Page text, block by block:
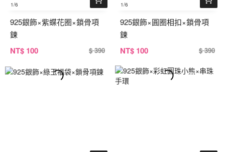
1/6
925銀飾×紫蝶花圈×鎖骨項
鍊
NT$ 100 $ 390
1/6
925銀飾×圓圈相扣×鎖骨項
鍊
NT$ 100 $ 390